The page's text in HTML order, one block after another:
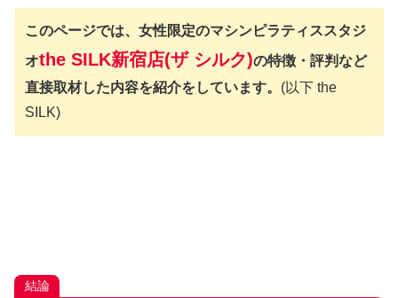
このページでは、女性限定のマシンピラティススタジ
オthe SILK新宿店(ザ シルク)の特徴・評判など
直接取材した内容を紹介をしています。 (以下 the
SILK)
結論